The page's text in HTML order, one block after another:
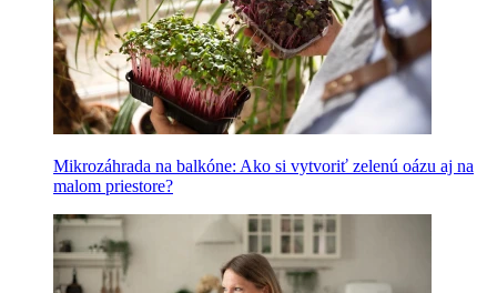
Mikrozáhrada na balkóne: Ako si vytvoriť zelenú oázu aj na
malom priestore?